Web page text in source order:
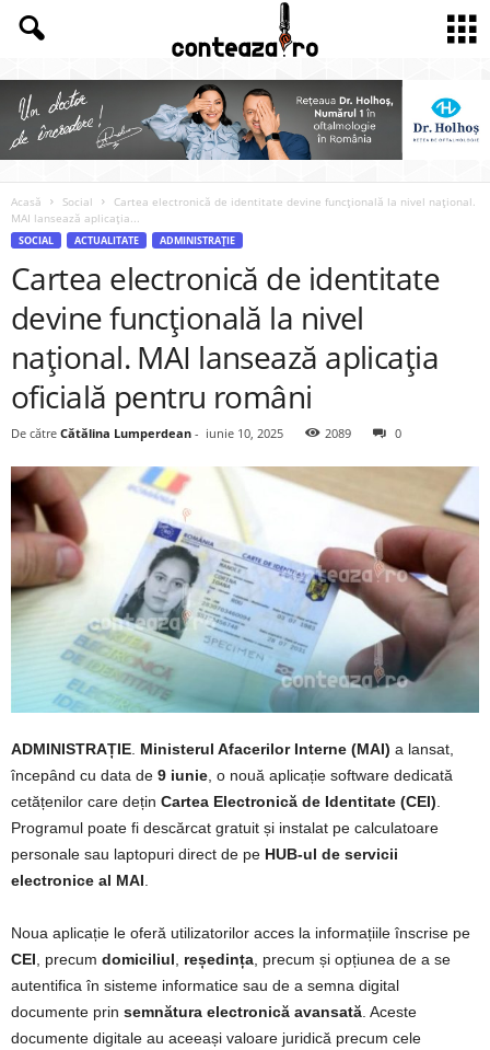
Acasă Social
Cartea electronică de identitate devine funcțională la nivel național.
MAI lansează aplicația...
SOCIAL ACTUALITATE ADMINISTRAȚIE
Cartea electronică de identitate
devine funcțională la nivel
național. MAI lansează aplicația
oficială pentru români
De către Cătălina Lumperdean - iunie 10, 2025 2089 0
ADMINISTRAȚIE Ministerul Afacerilor Interne (MAI) a lansat,
începând cu data de 9 iunie , o nouă aplicație software dedicată
cetățenilor care dețin Cartea Electronică de Identitate (CEI)
Programul poate fi descărcat gratuit și instalat pe calculatoare
personale sau laptopuri direct de pe HUB-ul de servicii
electronice al MAI
Noua aplicație le oferă utilizatorilor acces la informațiile înscrise pe
CEI , precum domiciliul reședința , precum și opțiunea de a se
autentifica în sisteme informatice sau de a semna digital
documente prin semnătura electronică avansată . Aceste
documente digitale au aceeași valoare juridică precum cele